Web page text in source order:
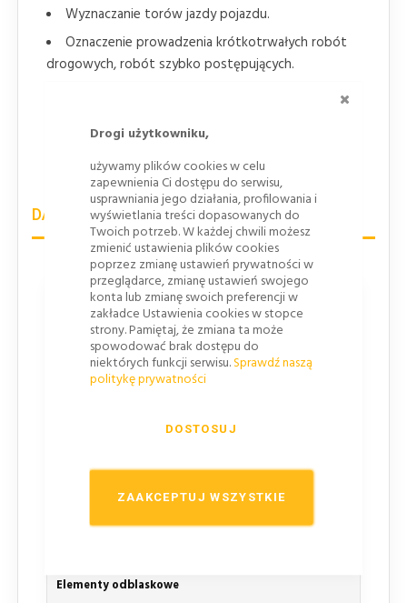
Drogi użytkowniku,
używamy plików cookies w celu
zapewnienia Ci dostępu do serwisu,
usprawniania jego działania, profilowania i
wyświetlania treści dopasowanych do
Twoich potrzeb. W każdej chwili możesz
zmienić ustawienia plików cookies
poprzez zmianę ustawień prywatności w
przeglądarce, zmianę ustawień swojego
konta lub zmianę swoich preferencji w
zakładce Ustawienia cookies w stopce
strony. Pamiętaj, że zmiana ta może
spowodować brak dostępu do
niektórych funkcji serwisu.Sprawdź naszą
politykę prywatności
ZAAKCEPTUJ WSZYSTKIE
DOSTOSUJ
Wyznaczanie torów jazdy pojazdu.
Oznaczenie prowadzenia krótkotrwałych robót
drogowych, robót szybko postępujących.
poziomego oznakowania jezdni.
Wyznaczanie skosów i zwężeń jezdni.
DANE TECHNICZNE
Długość
Szerokość
Elementy odblaskowe